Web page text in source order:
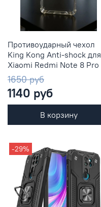
Противоударный чехол
King Kong Anti-shock для
Xiaomi Redmi Note 8 Pro
1650 руб
1140 руб
В корзину
-29%